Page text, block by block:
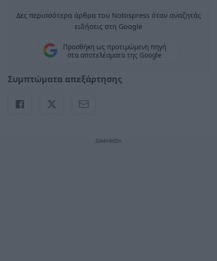
Δες περισσότερα άρθρα του Notospress όταν αναζητάς
ειδήσεις στη Google
Προσθήκη ως προτιμώμενη πηγή
στα αποτελέσματα της Google
Συμπτώματα απεξάρτησης